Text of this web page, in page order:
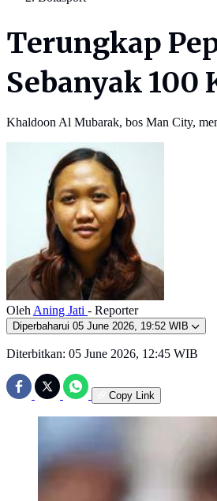
Terungkap
Sebanyak 100
Khaldoon Al Mubarak, bos Man City,
Oleh Aning Jati - Reporter
Diperbaharui 05 June 2026, 19:52 WIB
Diterbitkan: 05 June 2026, 12:45 WIB
Copy Link